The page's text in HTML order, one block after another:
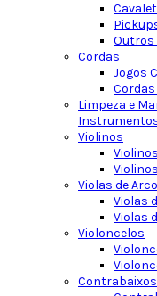
Outros
Cordas
Jogos
Limpeza e
Violinos
Violas de Arco
Violas
Violas
Violoncelos
Contrabaixos